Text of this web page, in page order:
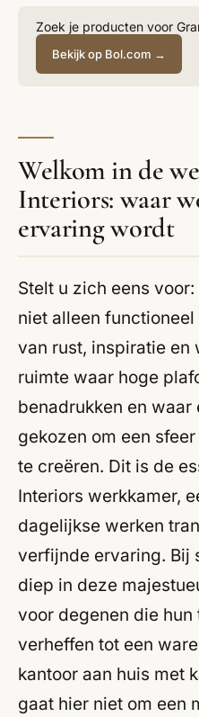
Zoek je producten voor
Bekijk op Bol.com →
Welkom in de
Interiors: waar
ervaring wordt
Stelt u zich eens
niet alleen
van rust, inspiratie en
ruimte waar hoge
benadrukken en
gekozen om een
te creëren. Dit is de
Interiors werkkamer,
dagelijkse werken
verfijnde ervaring. Bij
diep in deze
voor degenen die
verheffen tot een
kantoor aan huis met
gaat hier niet om een